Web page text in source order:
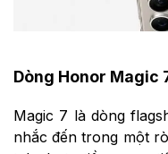
Dòng Honor Magic
Magic 7 là dòng
nhắc đến trong một